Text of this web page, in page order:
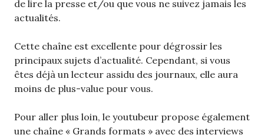
de lire la presse et/ou que vous ne suivez jamais les
actualités.
Cette chaîne est excellente pour dégrossir les
principaux sujets d’actualité. Cependant, si vous
êtes déjà un lecteur assidu des journaux, elle aura
moins de plus-value pour vous.
Pour aller plus loin, le youtubeur propose également
une chaîne « Grands formats » avec des interviews